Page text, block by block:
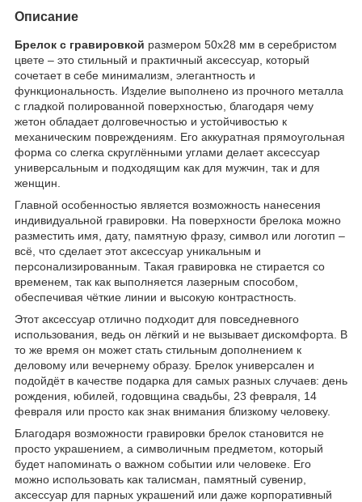
Описание
Брелок с гравировкой размером 50х28 мм в серебристом
цвете – это стильный и практичный аксессуар, который
сочетает в себе минимализм, элегантность и
функциональность. Изделие выполнено из прочного металла
с гладкой полированной поверхностью, благодаря чему
жетон обладает долговечностью и устойчивостью к
механическим повреждениям. Его аккуратная прямоугольная
форма со слегка скруглёнными углами делает аксессуар
универсальным и подходящим как для мужчин, так и для
женщин.
Главной особенностью является возможность нанесения
индивидуальной гравировки. На поверхности брелока можно
разместить имя, дату, памятную фразу, символ или логотип –
всё, что сделает этот аксессуар уникальным и
персонализированным. Такая гравировка не стирается со
временем, так как выполняется лазерным способом,
обеспечивая чёткие линии и высокую контрастность.
Этот аксессуар отлично подходит для повседневного
использования, ведь он лёгкий и не вызывает дискомфорта. В
то же время он может стать стильным дополнением к
деловому или вечернему образу. Брелок универсален и
подойдёт в качестве подарка для самых разных случаев: день
рождения, юбилей, годовщина свадьбы, 23 февраля, 14
февраля или просто как знак внимания близкому человеку.
Благодаря возможности гравировки брелок становится не
просто украшением, а символичным предметом, который
будет напоминать о важном событии или человеке. Его
можно использовать как талисман, памятный сувенир,
аксессуар для парных украшений или даже корпоративный